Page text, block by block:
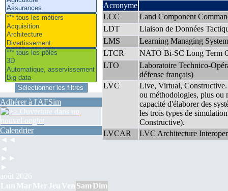
Adhérer à l'AFSim
Calendrier
◄◄
◄
►►
►
août 2026
Lun Mar Mer Jeu Ven Sam Dim
Acronyme
LCC
Land Component
LDT
Liaison de Données
LMS
Learning Managing System
LTCR
NATO Bi-SC Long Term
LTO
Laboratoire Technico-
défense français)
LVC
Live, Virtual, Constructive.
ou méthodologies, plus ou
capacité d'élaborer des
les trois types de
Constructive).
LVCAR
LVC Architecture